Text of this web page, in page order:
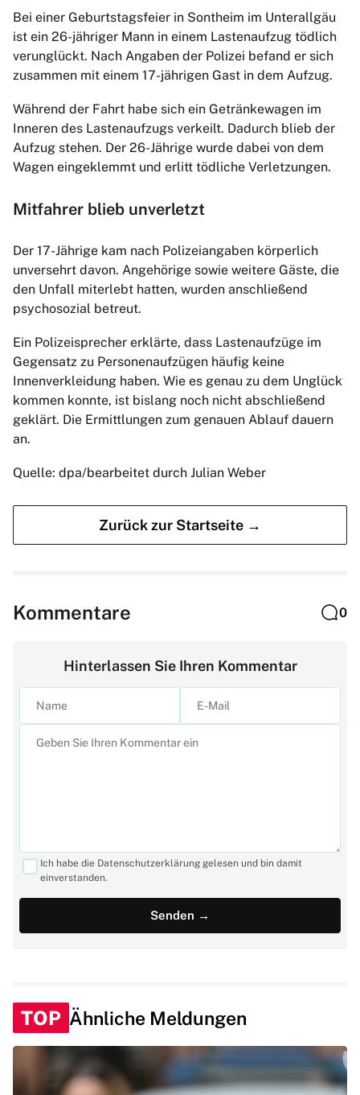
Bei einer Geburtstagsfeier in Sontheim im Unterallgäu
ist ein 26-jähriger Mann in einem Lastenaufzug tödlich
verunglückt. Nach Angaben der Polizei befand er sich
zusammen mit einem 17-jährigen Gast in dem Aufzug.
Während der Fahrt habe sich ein Getränkewagen im
Inneren des Lastenaufzugs verkeilt. Dadurch blieb der
Aufzug stehen. Der 26-Jährige wurde dabei von dem
Wagen eingeklemmt und erlitt tödliche Verletzungen.
Mitfahrer blieb unverletzt
Der 17-Jährige kam nach Polizeiangaben körperlich
unversehrt davon. Angehörige sowie weitere Gäste, die
den Unfall miterlebt hatten, wurden anschließend
psychosozial betreut.
Ein Polizeisprecher erklärte, dass Lastenaufzüge im
Gegensatz zu Personenaufzügen häufig keine
Innenverkleidung haben. Wie es genau zu dem Unglück
kommen konnte, ist bislang noch nicht abschließend
geklärt. Die Ermittlungen zum genauen Ablauf dauern
an.
Quelle: dpa/bearbeitet durch Julian Weber
Zurück zur Startseite →
Kommentare 0
Hinterlassen Sie Ihren Kommentar
Ich habe die Datenschutzerklärung gelesen und bin damit
einverstanden.
TOP Ähnliche Meldungen